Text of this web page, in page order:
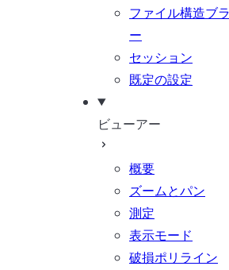
ファイル構造ブ
ー
セッション
既定の設定
ビューアー
概要
ズームとパン
測定
表示モード
破損ポリライン